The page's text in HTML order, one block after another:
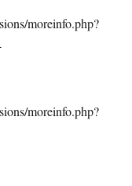
moreinfo.php?
moreinfo.php?